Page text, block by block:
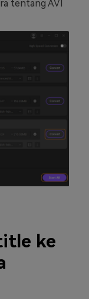
tentang AVI
ke